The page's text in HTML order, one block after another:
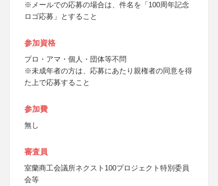
※メールでの応募の場合は、件名を「100周年記念
ロゴ応募」とすること
参加資格
プロ・アマ・個人・団体等不問
※未成年者の方は、応募にあたり親権者の同意を得
た上で応募すること
参加費
無し
審査員
室蘭商工会議所ネクスト100プロジェクト特別委員
会等